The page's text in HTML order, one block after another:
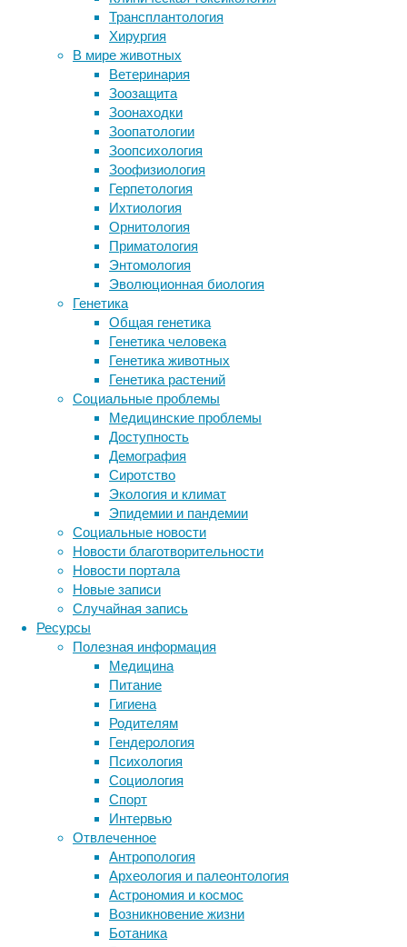
Трансплантология
Хирургия
В мире животных
Ветеринария
Зоозащита
Зоонаходки
Зоопатологии
Зоопсихология
Зоофизиология
Герпетология
Ихтиология
Орнитология
Приматология
Энтомология
Эволюционная биология
Генетика
Общая генетика
Генетика человека
Генетика животных
Генетика растений
Социальные проблемы
Медицинские проблемы
Доступность
Демография
Сиротство
Экология и климат
Эпидемии и пандемии
Социальные новости
Новости благотворительности
Новости портала
Новые записи
Случайная запись
Ресурсы
Полезная информация
Медицина
Питание
Гигиена
Родителям
Гендерология
Психология
Социология
Спорт
Интервью
Отвлеченное
Антропология
Археология и палеонтология
Астрономия и космос
Возникновение жизни
Ботаника
laminata
18/07/2017,
16:30
15/05/2025
биология,
долгожители,
океан
Американские
ученые
изучили
жизненный
цикл
популяции
трубчатых
червей
вида
Escarpia
laminata
и
выяснили,
что
они
являются
одними
из
самых
долгоживущих
существ
на
Земле.
Трубчатый червь Escarpia laminata. Справа –
Проследив
изменения
длине
тела
трубчатого
червя
проведя
симуляцию
роста
Ученые нашли еще один механизм
выживания тихоходок в открытом
космосе
Позвоночные захватывали мир с
мелководья
Иллюзию резиновой руки удалось
повторить с телефоном
Неспособность осознать ошибку
помешала нарциссам научиться на
опыте
Следите за новостями
Метки
ДНК бактерии биология
биотехнология вирусы
генетика дети